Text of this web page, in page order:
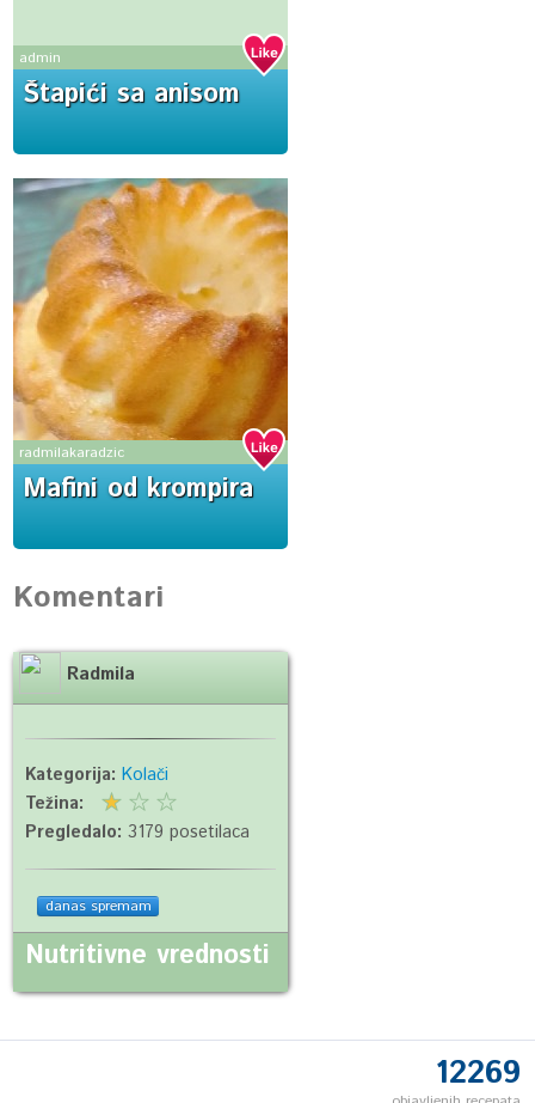
admin
Štapići sa anisom
radmilakaradzic
Mafini od krompira
Komentari
Radmila
Kategorija:Kolači
Težina:
Pregledalo: 3179 posetilaca
danas spremam
Nutritivne vrednosti
12269